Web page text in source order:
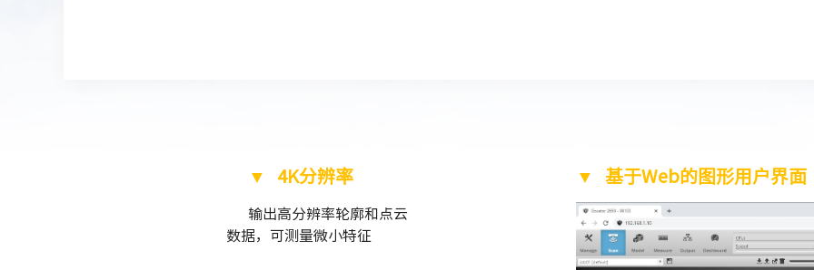
▼ 4K分辨率
输出高分辨率轮廓和点云
数据，可测量微小特征
▼ 基于Web的图形用户界面